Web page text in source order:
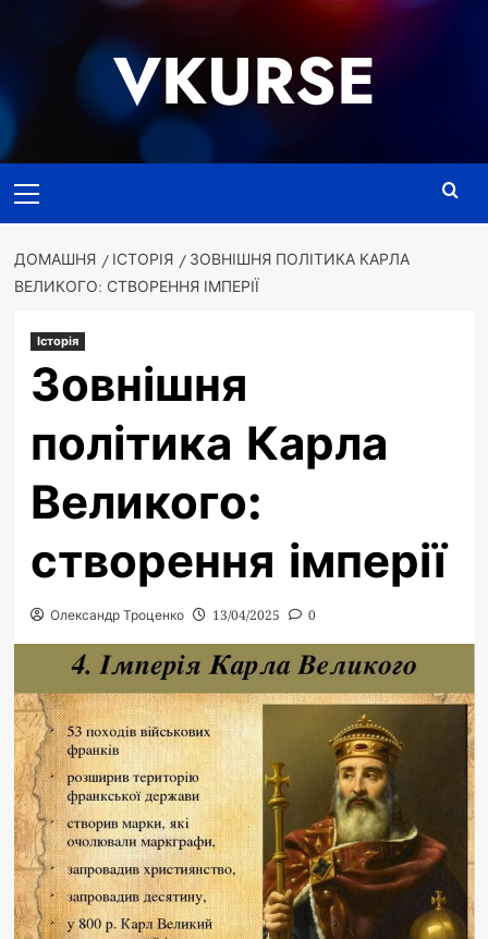
VKURSE
меню
ДОМАШНЯ ІСТОРІЯ
ЗОВНІШНЯ ПОЛІТИКА КАРЛА
ВЕЛИКОГО: СТВОРЕННЯ ІМПЕРІЇ
Історія
Зовнішня
політика Карла
Великого:
створення імперії
Олександр Троценко 13/04/2025 0